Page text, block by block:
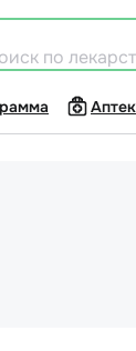
по